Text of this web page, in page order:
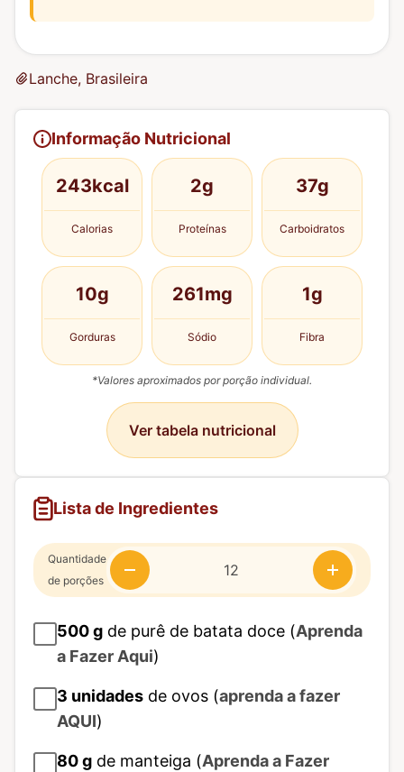
Lanche, Brasileira
Informação Nutricional
243kcal
Calorias
2g
Proteínas
37g
Carboidratos
10g
Gorduras
261mg
Sódio
1g
Fibra
*Valores aproximados por porção individual.
Ver tabela nutricional
Lista de Ingredientes
Quantidade
de porções
500g de purê de batata doce (Aprenda
a Fazer Aqui)
3 unidades de ovos (aprenda a fazer
AQUI)
80g de manteiga (Aprenda a Fazer